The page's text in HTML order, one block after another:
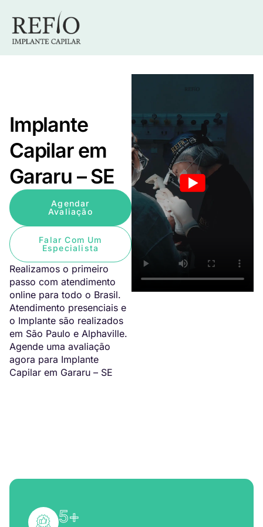
Implante
Capilar em
Gararu – SE
Agendar
Avaliação
Falar Com Um
Especialista
Realizamos o primeiro
passo com atendimento
online para todo o Brasil.
Atendimento presenciais e
o Implante são realizados
em São Paulo e Alphaville.
Agende uma avaliação
agora para Implante
Capilar em Gararu – SE
5+